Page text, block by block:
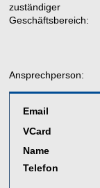
zuständiger
Geschäftsbereich:
Ansprechperson:
Email
VCard
Name
Telefon